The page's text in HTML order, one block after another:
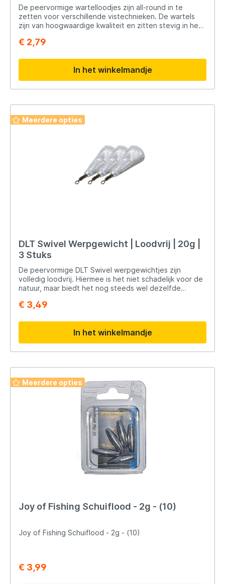
juiste gewicht en ontdek de voordelen.
De peervormige wartelloodjes zijn all-round in te
zetten voor verschillende vistechnieken. De wartels
zijn van hoogwaardige kwaliteit en zitten stevig in het
gewicht dat bij jouw visserij past!
€ 2,79
In het winkelmandje
Meerdere opties
DLT Swivel Werpgewicht | Loodvrij | 20g |
3 Stuks
De peervormige DLT Swivel werpgewichtjes zijn
volledig loodvrij. Hiermee is het niet schadelijk voor de
natuur, maar biedt het nog steeds wel dezelfde
loodvervangers zijn speciaal ontwikkeld met het oog
koste gaat van de normale eigenschappen. Zo zijn de
gewichten van DLT van normaal formaat en hebben ze
werpeigenschappen die aan de verwachtingen
voldoen.
€ 3,49
In het winkelmandje
Meerdere opties
Joy of Fishing Schuiflood - 2g - (10)
Joy of Fishing Schuiflood - 2g - (10)
€ 3,99